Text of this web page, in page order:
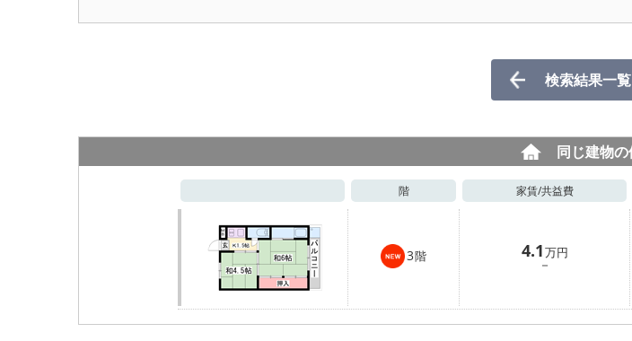
検索結果一
同じ建物
階 家賃/共益費
3階 4.1万円
－